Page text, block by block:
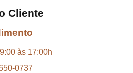
Cliente
às 17:00h
0737